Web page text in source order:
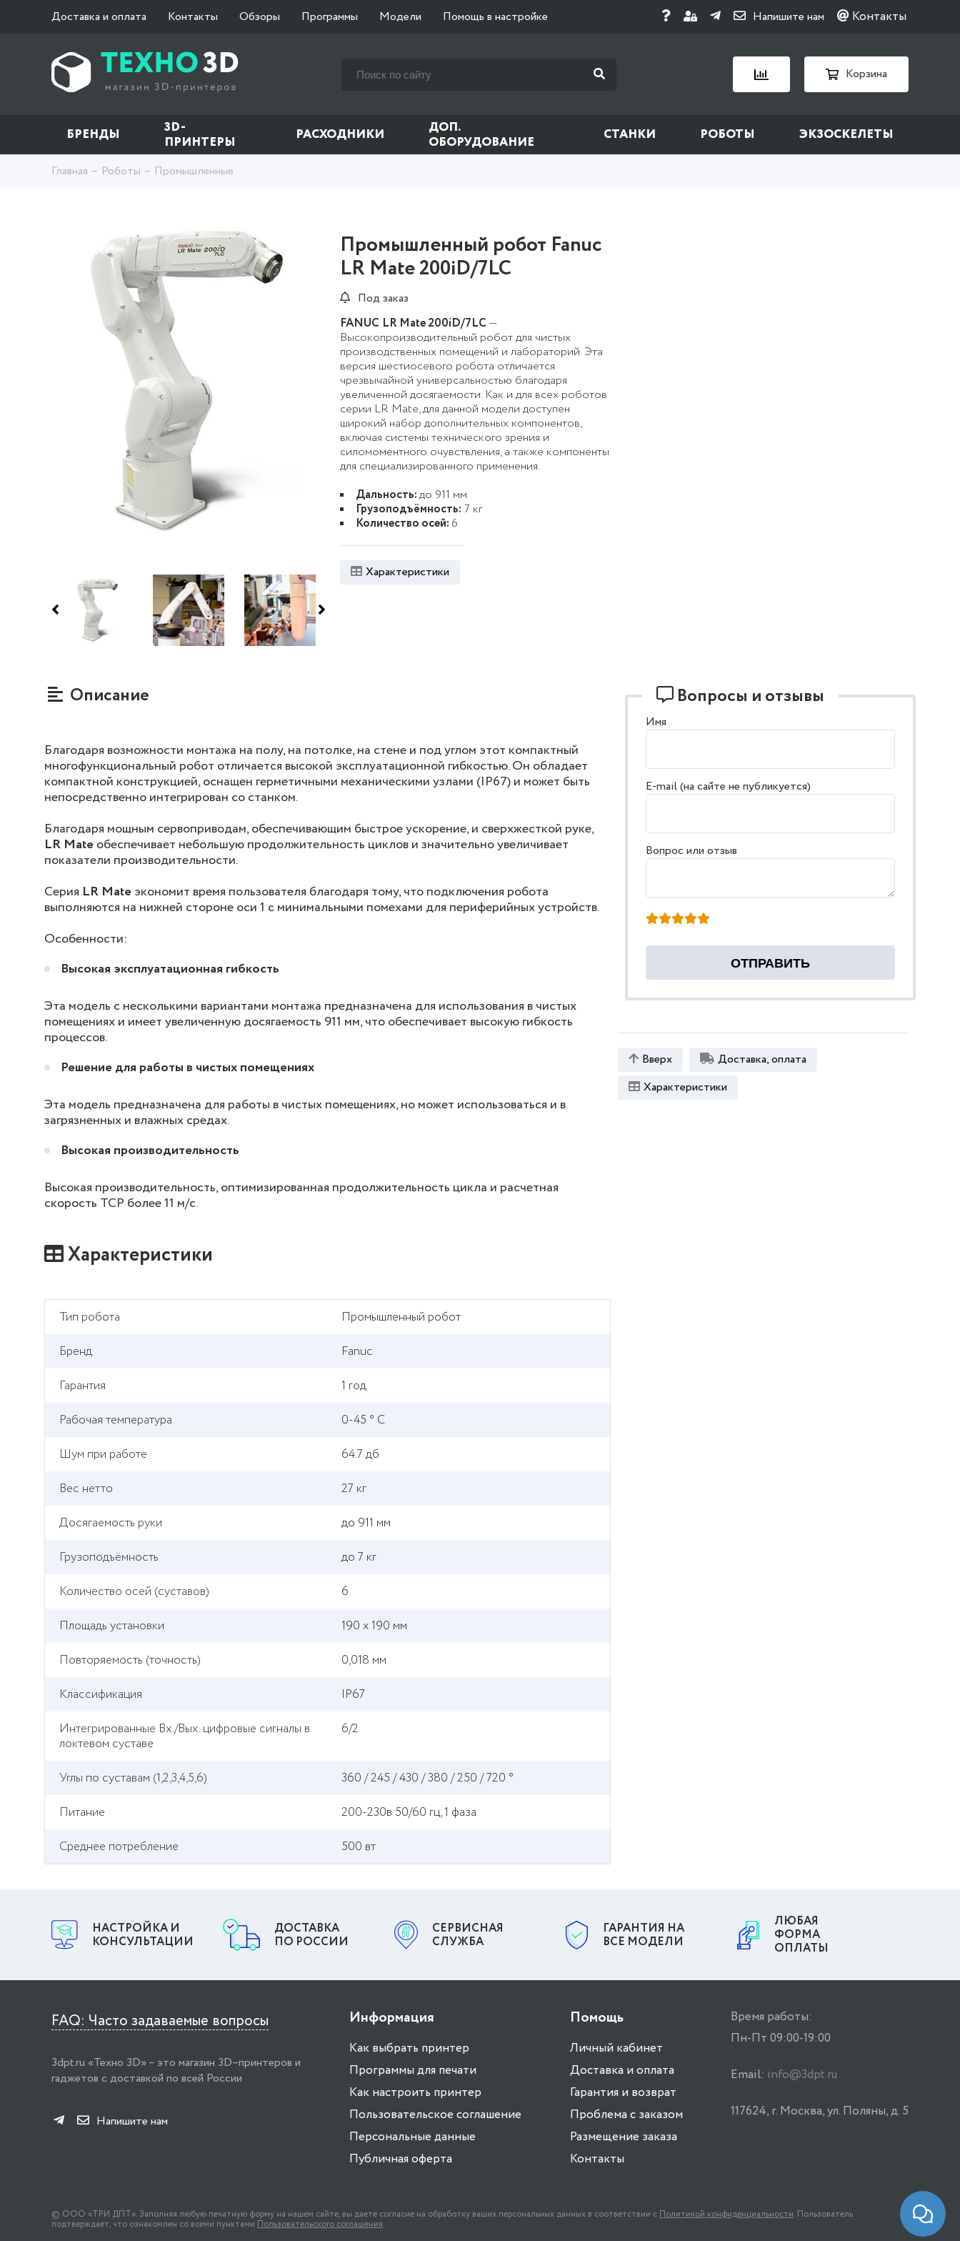
Доставка и оплата Контакты Обзоры Программы Модели Помощь в настройке Напишите нам Контакты
Корзина
БРЕНДЫ
3D-
ПРИНТЕРЫ
РАСХОДНИКИ
ДОП.
ОБОРУДОВАНИЕ
СТАНКИ РОБОТЫ ЭКЗОСКЕЛЕТЫ
Главная Роботы Промышленные
Промышленный робот Fanuc
LR Mate 200iD/7LC
Под заказ
FANUC LR Mate 200iD/7LC —
Высокопроизводительный робот для чистых
производственных помещений и лабораторий. Эта
версия шестиосевого робота отличается
чрезвычайной универсальностью благодаря
увеличенной досягаемости. Как и для всех роботов
серии LR Mate, для данной модели доступен
широкий набор дополнительных компонентов,
включая системы технического зрения и
силомоментного очувствления, а также компоненты
для специализированного применения.
Дальность:до 911 мм
Грузоподъёмность: 7 кг
Количество осей: 6
Характеристики
Описание
Благодаря возможности монтажа на полу, на потолке, на стене и под углом этот компактный
многофункциональный робот отличается высокой эксплуатационной гибкостью. Он обладает
компактной конструкцией, оснащен герметичными механическими узлами (IP67) и может быть
непосредственно интегрирован со станком.
Благодаря мощным сервоприводам, обеспечивающим быстрое ускорение, и сверхжесткой руке,
LR Mateобеспечивает небольшую продолжительность циклов и значительно увеличивает
показатели производительности.
Серия LR Mateэкономит время пользователя благодаря тому, что подключения робота
выполняются на нижней стороне оси 1 с минимальными помехами для периферийных устройств.
Особенности:
Высокая эксплуатационная гибкость
Эта модель с несколькими вариантами монтажа предназначена для использования в чистых
помещениях и имеет увеличенную досягаемость 911 мм, что обеспечивает высокую гибкость
процессов.
Решение для работы в чистых помещениях
Эта модель предназначена для работы в чистых помещениях, но может использоваться и в
загрязненных и влажных средах.
Высокая производительность
Высокая производительность, оптимизированная продолжительность цикла и расчетная
скорость TCP более 11 м/с.
Характеристики
Тип робота
Промышленный робот
Бренд
Fanuc
Гарантия
1 год
Рабочая температура
0-45 ° C
Шум при работе
64.7 дб
Вес нетто
27 кг
Досягаемость руки
до 911 мм
Грузоподъёмность
до 7 кг
Количество осей (cуставов)
6
Площадь установки
190 x 190 мм
Повторяемость (точность)
0,018 мм
Классификация
IP67
Интегрированные Вх./Вых. цифровые сигналы в
локтевом суставе
6/2
Углы по суставам (1,2,3,4,5,6)
360 / 245 / 430 / 380 / 250 / 720 °
Питание
200-230в 50/60 гц, 1 фаза
Среднее потребление
500 вт
Вопросы и отзывы
Имя
E-mail (на сайте не публикуется)
Вопрос или отзыв
Вверх
Доставка, оплата
Характеристики
НАСТРОЙКА И
КОНСУЛЬТАЦИИ
ДОСТАВКА
ПО РОССИИ
СЕРВИСНАЯ
СЛУЖБА
ГАРАНТИЯ НА
ВСЕ МОДЕЛИ
ЛЮБАЯ
ФОРМА
ОПЛАТЫ
FAQ: Часто задаваемые вопросы
3dpt.ru «Техно 3D» – это магазин 3D–принтеров и
гаджетов с доставкой по всей России
Напишите нам
Информация
Как выбрать принтер
Программы для печати
Как настроить принтер
Пользовательское соглашение
Персональные данные
Публичная оферта
Помощь
Личный кабинет
Доставка и оплата
Гарантия и возврат
Проблема с заказом
Размещение заказа
Контакты
Время работы:
Пн-Пт 09:00-19:00
Email: info@3dpt.ru
117624, г. Москва, ул. Поляны, д. 5
© ООО «ТРИ ДПТ». Заполняя любую печатную форму на нашем сайте, вы даете согласие на обработку ваших персональных данных в соответствии с Политикой конфиденциальности. Пользователь
подтверждает, что ознакомлен со всеми пунктами Пользовательского соглашения.